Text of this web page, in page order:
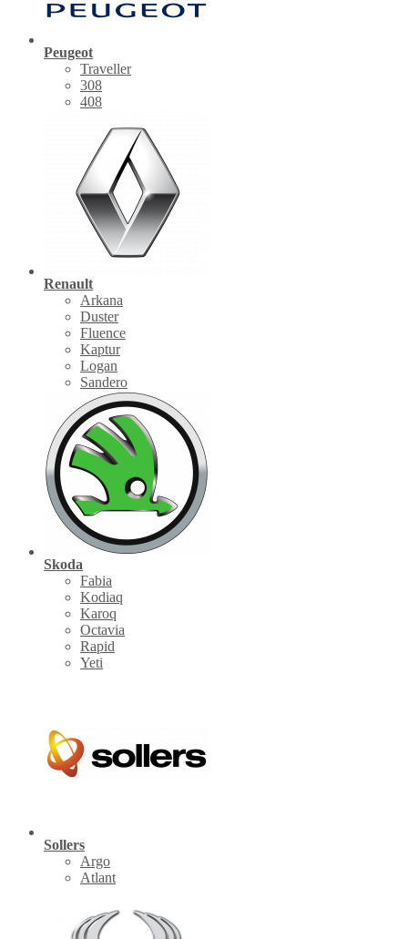
Peugeot
Traveller
308
408
Renault
Arkana
Duster
Fluence
Kaptur
Logan
Sandero
Skoda
Fabia
Kodiaq
Karoq
Octavia
Rapid
Yeti
Sollers
Argo
Atlant